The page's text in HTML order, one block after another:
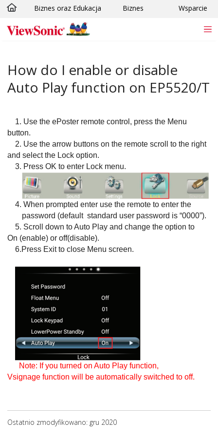
Skip to main content
Biznes oraz Edukacja Biznes Wsparcie
How do I enable or disable
Auto Play function on EP5520/T
1. Use the ePoster remote control, press the Menu
button.
2. Use the arrow buttons on the remote scroll to the right
and select the Lock option.
3. Press OK to enter Lock menu.
4. When prompted enter use the remote to enter the
password (default standard user password is “0000”).
5. Scroll down to Auto Play and change the option to
On (enable) or off(disable).
6.Press Exit to close Menu screen.
Note: If you turned on Auto Play function,
Vsignage function will be automatically switched to off.
Ostatnio zmodyfikowano: gru 2020